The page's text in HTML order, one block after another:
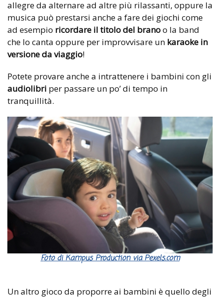
allegre da alternare ad altre più rilassanti, oppure la
musica può prestarsi anche a fare dei giochi come
ad esempio ricordare il titolo del branoo la band
che lo canta oppure per improvvisare un karaoke in
versione da viaggio!
Potete provare anche a intrattenere i bambini con gli
audiolibri per passare un po’ di tempo in
tranquillità.
Foto di Kampus Production via Pexels.com
Un altro gioco da proporre ai bambini è quello degli